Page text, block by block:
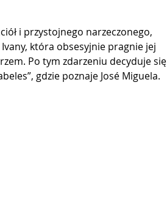
i przystojnego narzeczonego,
która obsesyjnie pragnie jej
Po tym zdarzeniu decyduje się
gdzie poznaje José Miguela.